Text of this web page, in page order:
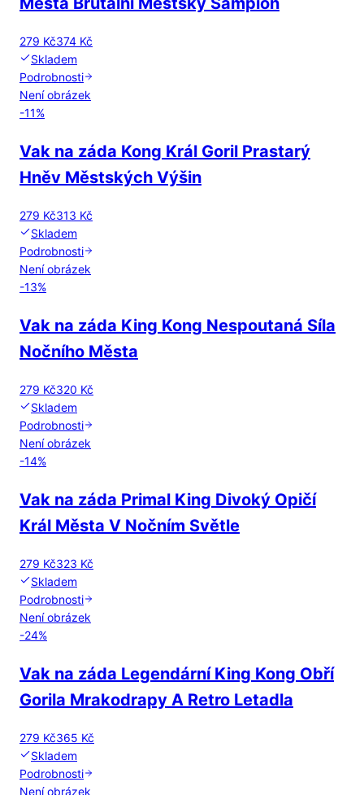
279 Kč374 Kč
Skladem
Podrobnosti
Není obrázek
-11%
Vak na záda Kong Král Goril Prastarý
Hněv Městských Výšin
279 Kč313 Kč
Skladem
Podrobnosti
Není obrázek
-13%
Vak na záda King Kong Nespoutaná Síla
Nočního Města
279 Kč320 Kč
Skladem
Podrobnosti
Není obrázek
-14%
Vak na záda Primal King Divoký Opičí
Král Města V Nočním Světle
279 Kč323 Kč
Skladem
Podrobnosti
Není obrázek
-24%
Vak na záda Legendární King Kong Obří
Gorila Mrakodrapy A Retro Letadla
279 Kč365 Kč
Skladem
Podrobnosti
Není obrázek